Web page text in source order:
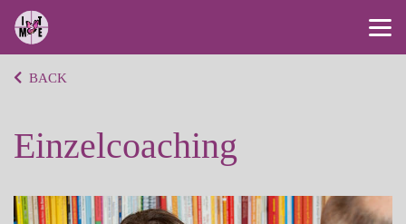
BACK
Einzelcoaching